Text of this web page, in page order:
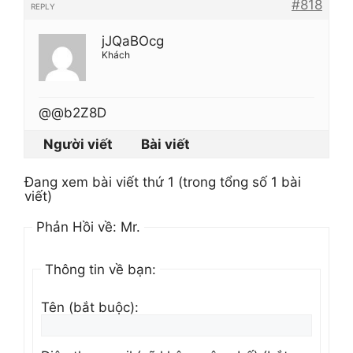
#818
REPLY
jJQaBOcg
Khách
@@b2Z8D
Người viết
Bài viết
Đang xem bài viết thứ 1 (trong tổng số 1 bài
viết)
Phản Hồi về: Mr.
Thông tin về bạn:
Tên (bắt buộc):